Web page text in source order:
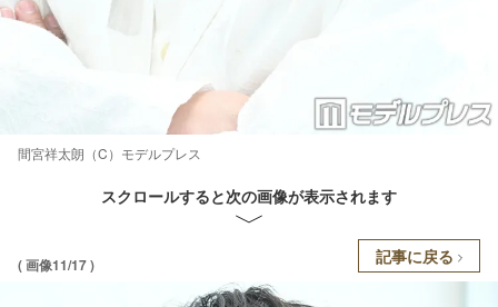
間宮祥太朗（C）モデルプレス
スクロールすると次の画像が表示されます
( 画像11/17 ) 記事に戻る